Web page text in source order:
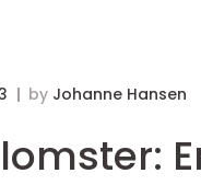
by Johanne Hansen